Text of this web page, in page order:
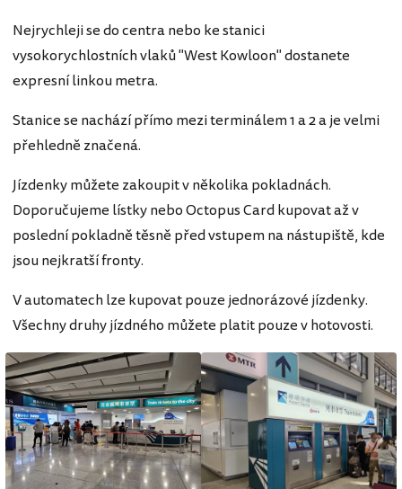
Nejrychleji se do centra nebo ke stanici
vysokorychlostních vlaků "West Kowloon" dostanete
expresní linkou metra.
Stanice se nachází přímo mezi terminálem 1 a 2 a je velmi
přehledně značená.
Jízdenky můžete zakoupit v několika pokladnách.
Doporučujeme lístky nebo Octopus Card kupovat až v
poslední pokladně těsně před vstupem na nástupiště, kde
jsou nejkratší fronty.
V automatech lze kupovat pouze jednorázové jízdenky.
Všechny druhy jízdného můžete platit pouze v hotovosti.